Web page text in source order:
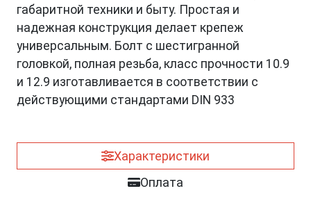
габаритной техники и быту. Простая и
надежная конструкция делает крепеж
универсальным. Болт с шестигранной
головкой, полная резьба, класс прочности 10.9
и 12.9 изготавливается в соответствии с
действующими стандартами DIN 933
Характеристики
Оплата